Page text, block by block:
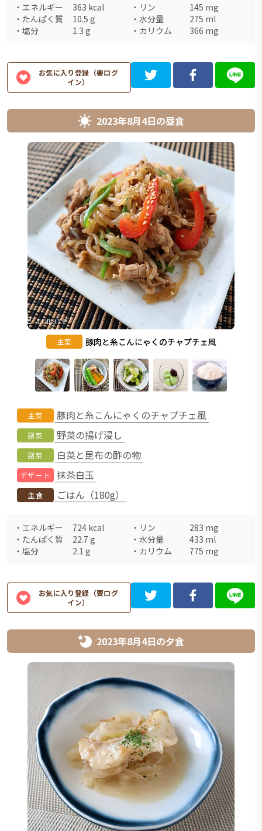
・ エネルギー 363 kcal ・ リン 145 mg
・ たんぱく質 10.5 g ・ 水分量 275 ml
・ 塩分 1.3 g ・ カリウム 366 mg
お気に入り登録（要ログ
イン）
2023年8月4日の昼食
主菜 豚肉と糸こんにゃくのチャプチェ風
主菜 豚肉と糸こんにゃくのチャプチェ風
副菜 野菜の揚げ浸し
副菜 白菜と昆布の酢の物
デザート 抹茶白玉
主食 ごはん（180g）
・ エネルギー 724 kcal ・ リン 283 mg
・ たんぱく質 22.7 g ・ 水分量 433 ml
・ 塩分 2.1 g ・ カリウム 775 mg
お気に入り登録（要ログ
イン）
2023年8月4日の夕食